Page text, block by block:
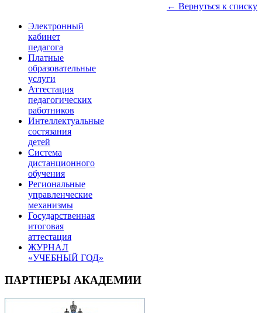
← Вернуться к списку
Электронный
кабинет
педагога
Платные
образовательные
услуги
Аттестация
педагогических
работников
Интеллектуальные
состязания
детей
Система
дистанционного
обучения
Региональные
управленческие
механизмы
Государственная
итоговая
аттестация
ЖУРНАЛ
«УЧЕБНЫЙ ГОД»
ПАРТНЕРЫ АКАДЕМИИ